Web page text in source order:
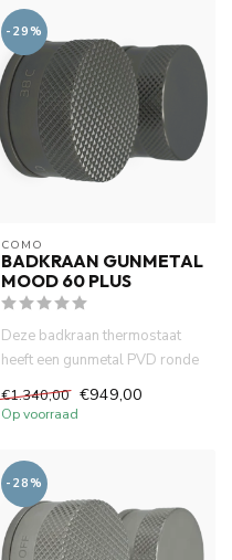
-29%
COMO
BADKRAAN GUNMETAL
MOOD 60 PLUS
Deze badkraan thermostaat
heeft een gunmetal PVD ronde
€1.340,00 €949,00
Op voorraad
-28%